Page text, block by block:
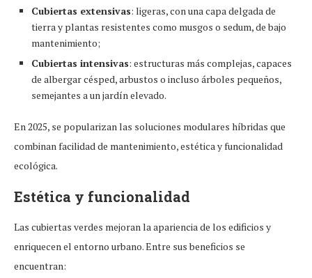
Cubiertas extensivas: ligeras, con una capa delgada de
tierra y plantas resistentes como musgos o sedum, de bajo
mantenimiento;
Cubiertas intensivas: estructuras más complejas, capaces
de albergar césped, arbustos o incluso árboles pequeños,
semejantes a un jardín elevado.
En 2025, se popularizan las soluciones modulares híbridas que
combinan facilidad de mantenimiento, estética y funcionalidad
ecológica.
Estética y funcionalidad
Las cubiertas verdes mejoran la apariencia de los edificios y
enriquecen el entorno urbano. Entre sus beneficios se
encuentran: